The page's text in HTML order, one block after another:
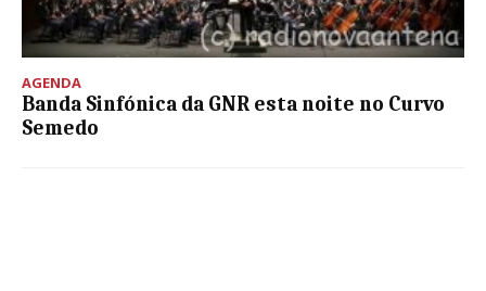
AGENDA
Banda Sinfónica da GNR esta noite no Curvo
Semedo